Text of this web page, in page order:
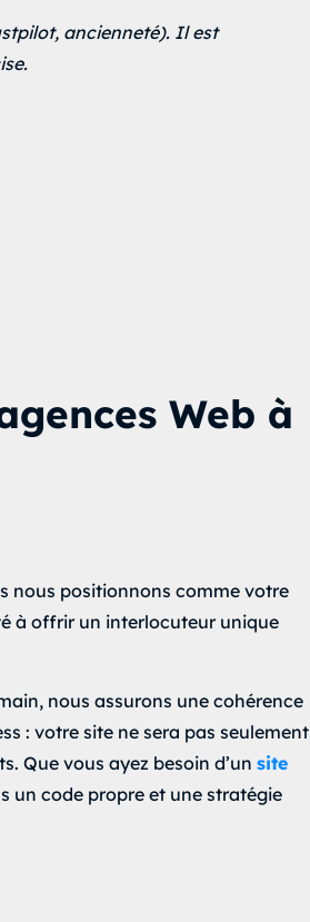
ancienneté). Il est
Web à
nous positionnons comme votre
à offrir un interlocuteur unique
nous assurons une cohérence
: votre site ne sera pas seulement
Que vous ayez besoin d’un site
un code propre et une stratégie